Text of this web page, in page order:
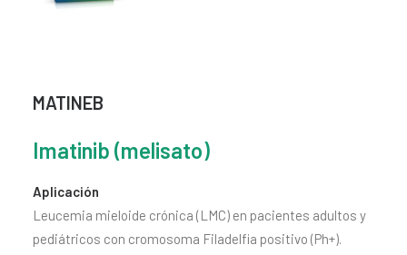
MATINEB
Imatinib (melisato)
Aplicación
Leucemia mieloide crónica (LMC) en pacientes adultos y
pediátricos con cromosoma Filadelfia positivo (Ph+).